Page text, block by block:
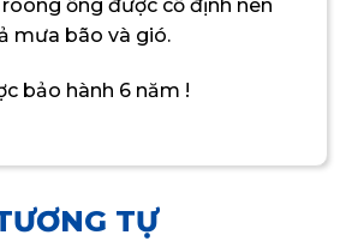
ống được cố định nên
mưa bão và gió.
bảo hành 6 năm !
TỰ